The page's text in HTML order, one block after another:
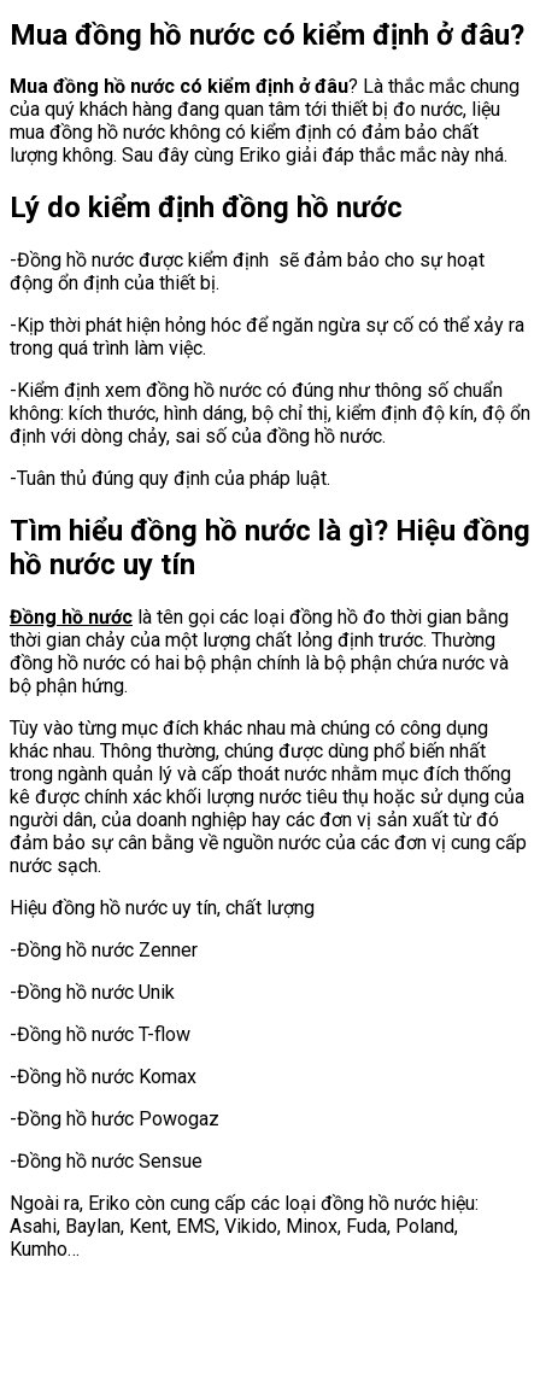
Mua đồng hồ nước có kiểm định ở đâu?
Mua đồng hồ nước có kiểm định ở đâu? Là thắc mắc chung
của quý khách hàng đang quan tâm tới thiết bị đo nước, liệu
mua đồng hồ nước không có kiểm định có đảm bảo chất
lượng không. Sau đây cùng Eriko giải đáp thắc mắc này nhá.
Lý do kiểm định đồng hồ nước
-Đồng hồ nước được kiểm định sẽ đảm bảo cho sự hoạt
động ổn định của thiết bị.
-Kịp thời phát hiện hỏng hóc để ngăn ngừa sự cố có thể xảy ra
trong quá trình làm việc.
-Kiểm định xem đồng hồ nước có đúng như thông số chuẩn
không: kích thước, hình dáng, bộ chỉ thị, kiểm định độ kín, độ ổn
định với dòng chảy, sai số của đồng hồ nước.
-Tuân thủ đúng quy định của pháp luật.
Tìm hiểu đồng hồ nước là gì? Hiệu đồng
hồ nước uy tín
Đồng hồ nước là tên gọi các loại đồng hồ đo thời gian bằng
thời gian chảy của một lượng chất lỏng định trước. Thường
đồng hồ nước có hai bộ phận chính là bộ phận chứa nước và
bộ phận hứng.
Tùy vào từng mục đích khác nhau mà chúng có công dụng
khác nhau. Thông thường, chúng được dùng phổ biến nhất
trong ngành quản lý và cấp thoát nước nhằm mục đích thống
kê được chính xác khối lượng nước tiêu thụ hoặc sử dụng của
người dân, của doanh nghiệp hay các đơn vị sản xuất từ đó
đảm bảo sự cân bằng về nguồn nước của các đơn vị cung cấp
nước sạch.
Hiệu đồng hồ nước uy tín, chất lượng
-Đồng hồ nước Zenner
-Đồng hồ nước Unik
-Đồng hồ nước T-flow
-Đồng hồ nước Komax
-Đồng hồ hước Powogaz
-Đồng hồ nước Sensue
Ngoài ra, Eriko còn cung cấp các loại đồng hồ nước hiệu:
Asahi, Baylan, Kent, EMS, Vikido, Minox, Fuda, Poland,
Kumho…